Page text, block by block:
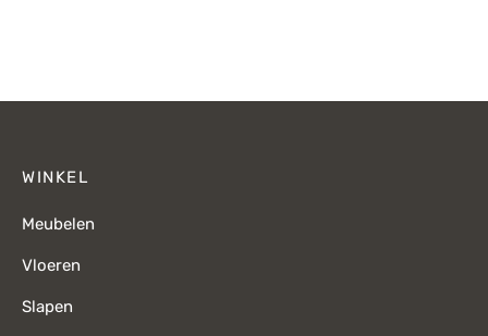
WINKEL
Meubelen
Vloeren
Slapen